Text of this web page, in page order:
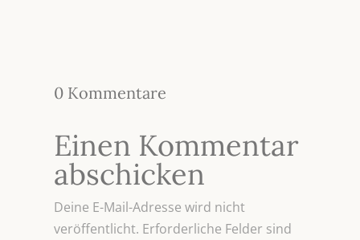
0 Kommentare
Einen Kommentar
abschicken
Deine E-Mail-Adresse wird nicht
veröffentlicht. Erforderliche Felder sind